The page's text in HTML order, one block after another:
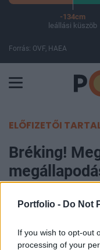
Portfolio - Do Not
If you wish to opt-out
processing of your
-134cm
leállási küszöb
Forrás: OVF, HAEA
ELŐFIZETŐI
Bréking!
2020. december 24.